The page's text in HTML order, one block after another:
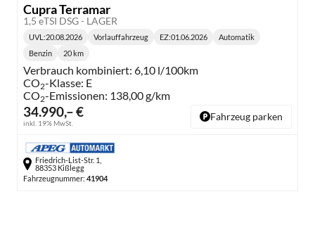
Cupra Terramar
1,5 eTSI DSG - LAGER
34.990,– €
inkl. 19% MwSt.
Lieferzeit:
UVL :20.08.2026 Vorlauffahrzeug EZ:01.06.2026
Getriebe:
Automatik
Kraftstoff:
Benzin
Kilometerstand:
20 km
Verbrauch kombiniert: 6,10 l/100km
CO2-Klasse: E
CO2-Emissionen: 138,00 g/km
Fahrzeug parken
Friedrich-List-Str. 1,
88353 Kißlegg
Fahrzeugnummer: 41904